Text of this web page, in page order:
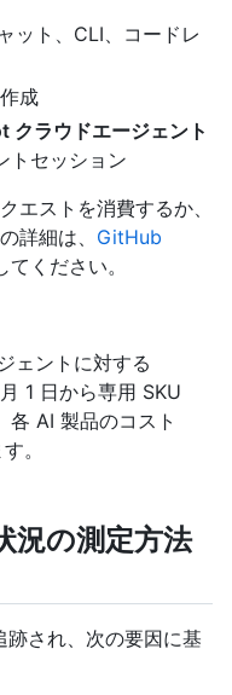
ット、CLI、コードレ
成
クラウドエージェント
トセッション
エストを消費するか、
詳細は、 GitHub
てください。
ェントに対する
1 日から専用 SKU
各 AI 製品のコスト
。
況の測定方法
され、次の要因に基